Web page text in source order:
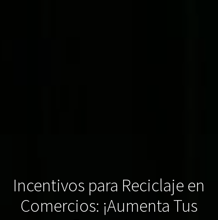
Incentivos para Reciclaje en
Comercios: ¡Aumenta Tus